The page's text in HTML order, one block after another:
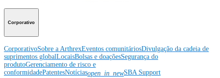
Corporativo
CorporativoSobre a ArthrexEventos comunitáriosDivulgação da cadeia de
suprimentos globalLocaisBolsas e doaçõesSegurança do
produtoGerenciamento de risco e
conformidadePatentesNotíciasopen_in_newSBA Support